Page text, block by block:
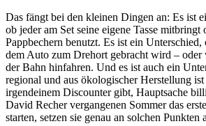
Das fängt bei den kleinen Dingen an: Es ist
ob jeder am Set seine eigene Tasse
Pappbechern benutzt. Es ist ein
dem Auto zum Drehort gebracht wird – oder
der Bahn hinfahren. Und es ist auch ein
regional und aus ökologischer Herstellung
irgendeinem Discounter gibt, Hauptsache
David Recher vergangenen Sommer das
starten, setzen sie genau an solchen